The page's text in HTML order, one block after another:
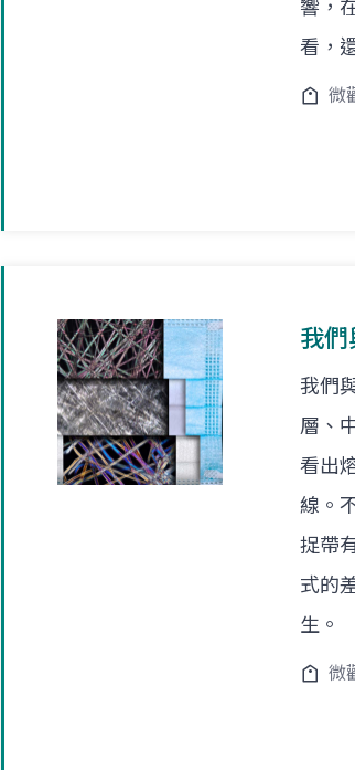
響，
看，
微
我們
我們
層、
看出
線。
捉帶
式的
生。
微